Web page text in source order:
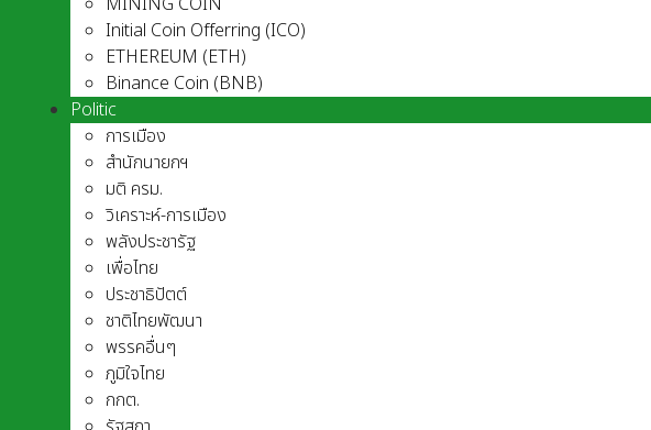
Initial Coin Offerring (ICO)
ETHEREUM (ETH)
Binance Coin (BNB)
Politic
การเมือง
สำนักนายกฯ
มติ ครม.
วิเคราะห์-การเมือง
พลังประชารัฐ
เพื่อไทย
ประชาธิปัตต์
ชาติไทยพัฒนา
พรรคอื่นๆ
ภูมิใจไทย
กกต.